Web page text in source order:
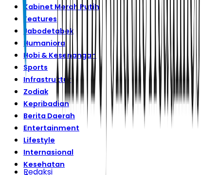
Kabinet Merah Putih
Features
Jabodetabek
Humaniora
Hobi & Kesenangan
Sports
Infrastruktur
Zodiak
Kepribadian
Berita Daerah
Entertainment
Lifestyle
Internasional
Kesehatan
Redaksi